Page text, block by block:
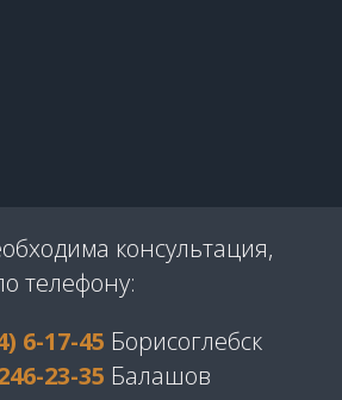
консультация,
телефону:
6-17-45 Борисоглебск
23-35 Балашов